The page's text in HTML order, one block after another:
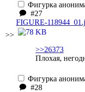
>>
Фигурка
#27
FIGURE-
>>26373
Плохая,
Фигурка
#28